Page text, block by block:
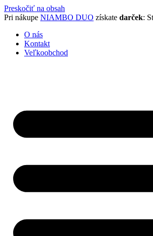
Preskočiť na obsah
Pri nákupe NIAMBO DUO získate darček:
O nás
Kontakt
Veľkoobchod